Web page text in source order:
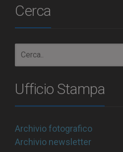
Cerca
Ufficio Stampa
Archivio fotografico
Archivio newsletter